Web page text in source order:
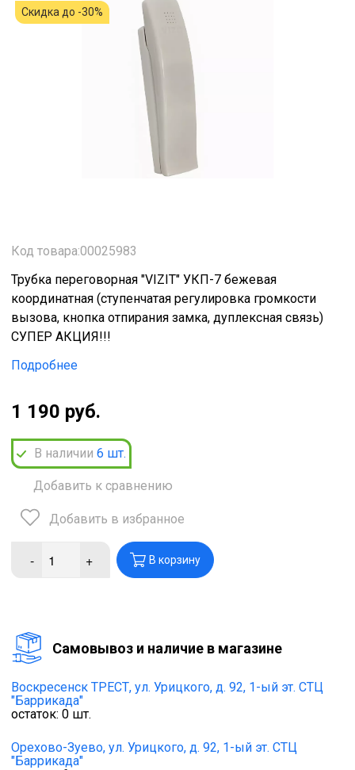
Скидка до -30%
Код товара:00025983
Трубка переговорная "VIZIT" УКП-7 бежевая
координатная (ступенчатая регулировка громкости
вызова, кнопка отпирания замка, дуплексная связь)
СУПЕР АКЦИЯ!!!
Подробнее
1 190 руб.
В наличии 6 шт.
Добавить к сравнению
Добавить в избранное
- + В корзину
Cамовывоз и наличие в магазине
Воскресенск ТРЕСТ, ул. Урицкого, д. 92, 1-ый эт. СТЦ
"Баррикада"
остаток: 0 шт.
Орехово-Зуево, ул. Урицкого, д. 92, 1-ый эт. СТЦ
"Баррикада"